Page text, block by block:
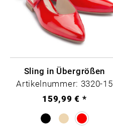
Sling in Übergrößen
Artikelnummer: 3320-15
159,99 € *